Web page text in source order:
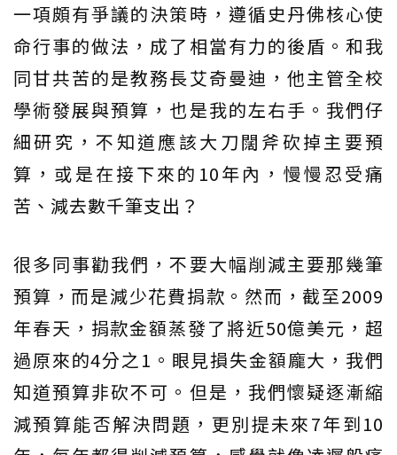
一項頗有爭議的決策時，遵循史丹佛核心使
命行事的做法，成了相當有力的後盾。和我
同甘共苦的是教務長艾奇曼迪，他主管全校
學術發展與預算，也是我的左右手。我們仔
細研究，不知道應該大刀闊斧砍掉主要預
算，或是在接下來的10年內，慢慢忍受痛
苦、減去數千筆支出？
很多同事勸我們，不要大幅削減主要那幾筆
預算，而是減少花費捐款。然而，截至2009
年春天，捐款金額蒸發了將近50億美元，超
過原來的4分之1。眼見損失金額龐大，我們
知道預算非砍不可。但是，我們懷疑逐漸縮
減預算能否解決問題，更別提未來7年到10